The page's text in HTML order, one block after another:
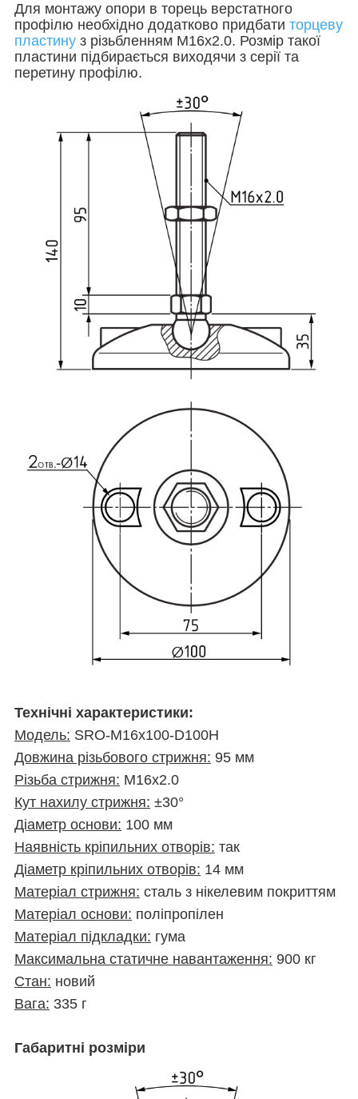
Для монтажу опори в торець верстатного
профілю необхідно додатково придбати торцеву
пластину з різьбленням М16х2.0. Розмір такої
пластини підбирається виходячи з серії та
перетину профілю.
Технічні характеристики:
Модель: SRO-M16x100-D100H
Довжина різьбового стрижня: 95 мм
Різьба стрижня: М16х2.0
Кут нахилу стрижня: ±30°
Діаметр основи: 100 мм
Наявність кріпильних отворів: так
Діаметр кріпильних отворів: 14 мм
Матеріал стрижня: сталь з нікелевим покриттям
Матеріал основи: поліпропілен
Матеріал підкладки: гума
Максимальна статичне навантаження: 900 кг
Стан: новий
Вага: 335 г
Габаритні розміри